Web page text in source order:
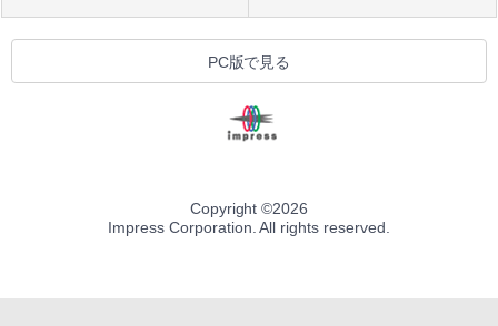
PC版で見る
Copyright ©2026
Impress Corporation. All rights reserved.